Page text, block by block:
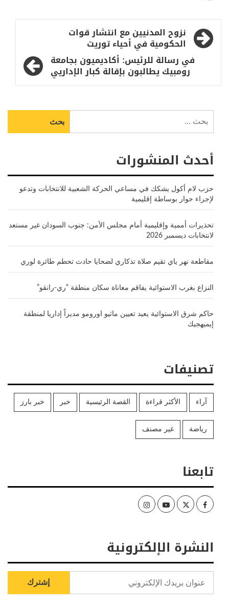
تصفّح
المقالات
نزوح المدنيين مع انتشار قوات
الحكومية في أحياء توريت
في رسالة للرئيس: أكاديميون بجامعة
رومبيك يطالبون بإقالة كبار الإداريي
عن:
أحدث المنشورات
حزب لام أكول يشكك في مساعي الحركة الشعبية للانتخابات وتدعو
لإجراء حوار بوساطة إقليمية
تحذيرات أممية وإقليمية أمام مجلس الأمن: جنوب السودان غير مستعد
لانتخابات ديسمبر 2026
مقاطعة نهر ياي تقيم صلاة تذكاري لضحايا حادث تحطم طائرة لوري
النزاع بغرب الاستوائية يفاقم معاناة سكان منطقة “ري-رانقو”
حاكم شرق الاستوائية يعيد تعيين ماثيو اورومو مديراً إداريا لمنطقة
إيميهجيك
تصنيفات
آراء الأكثر قراءة القصة الرئيسية خبر خبر بارز
رياضة غير مصنف
تابعنا
Facebook
Twitter
Youtube
Instagram
النشرة الإلكترونية